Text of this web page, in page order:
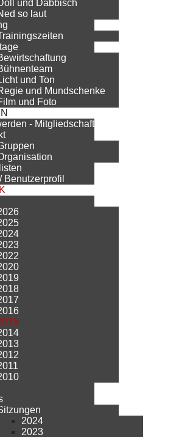
und Dabbisch
so laut
und Ton
und Mundschenke
und Foto
- Mitgliedschaft
Benutzerprofil
2024
2023